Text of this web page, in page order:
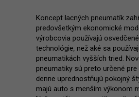
Koncept lacných pneumatík
predovšetkým ekonomické
výrobcovia používajú
technológie, než aké sa
pneumatikách vyšších tried.
pneumatiky sú preto určené
denne uprednostňujú pokojný
majú auto s menším výkonom